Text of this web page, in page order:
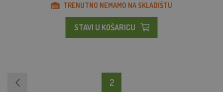
TRENUTNO NEMAMO NA SKLADIŠTU
STAVI U KOŠARICU
2